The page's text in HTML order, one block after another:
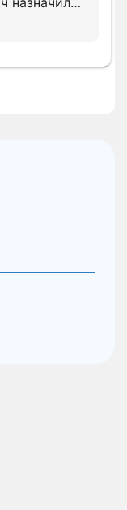
просил
В клинике с
записью.